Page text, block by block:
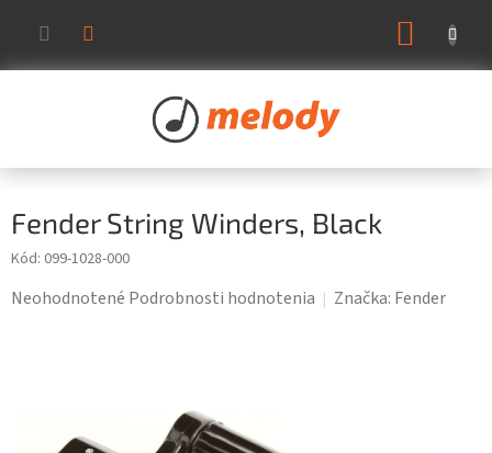
obsah
Fender String Winders, Black
Kód: 099-1028-000
Priemerné
Neohodnotené Podrobnosti hodnotenia Značka: Fender